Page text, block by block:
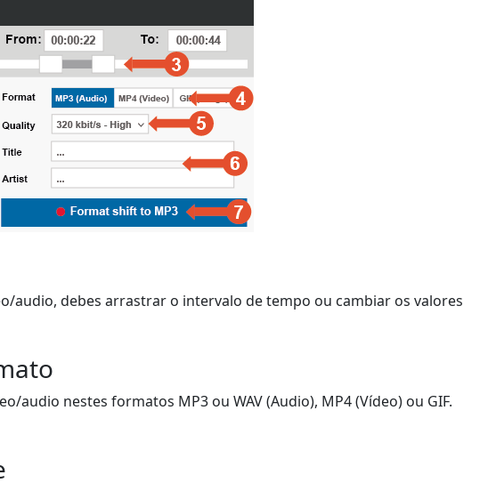
audio, debes arrastrar o intervalo de tempo ou cambiar os valores
audio nestes formatos MP3 ou WAV (Audio), MP4 (Vídeo) ou GIF.